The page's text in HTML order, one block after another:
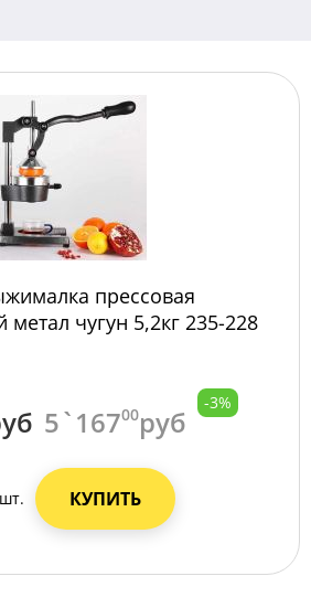
прессовая
метал чугун 5,2кг 235-228
5`16700руб
-3%
шт. КУПИТЬ